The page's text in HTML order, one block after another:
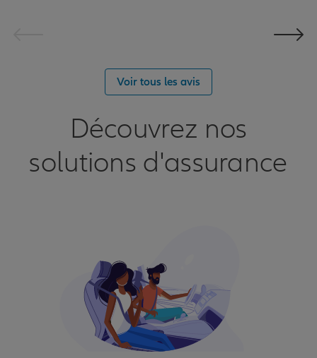
Voir tous les avis
Découvrez nos
solutions d'assurance